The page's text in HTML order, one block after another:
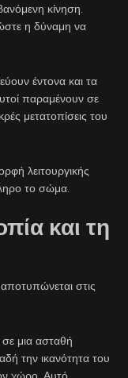
κίνηση.
η δύναμη να
έντονα και τα
παραμένουν σε
μετατοπίσεις του
λειτουργικής
το σώμα.
και τη
στις
μια ασταθή
την ικανότητα του